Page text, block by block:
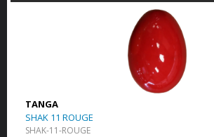
TANGA
SHAK 11 ROUGE
SHAK-11-ROUGE